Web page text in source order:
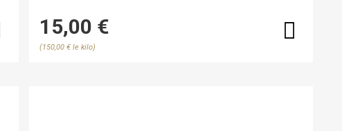
15,00 €
(150,00 € le kilo)